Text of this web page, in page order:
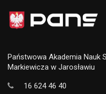
Państwowa Akademia Nauk
Markiewicza w Jarosławiu
16 624 46 40